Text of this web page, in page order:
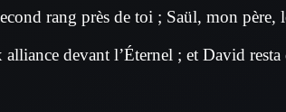
rang près de toi ; Saül, mon père,
devant l’Éternel ; et David resta